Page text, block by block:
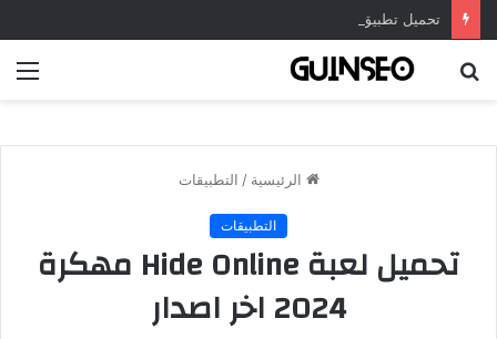
الرئيسية / التطبيقات
التطبيقات
تحميل لعبة Hide Online مهكرة
2024 اخر اصدار